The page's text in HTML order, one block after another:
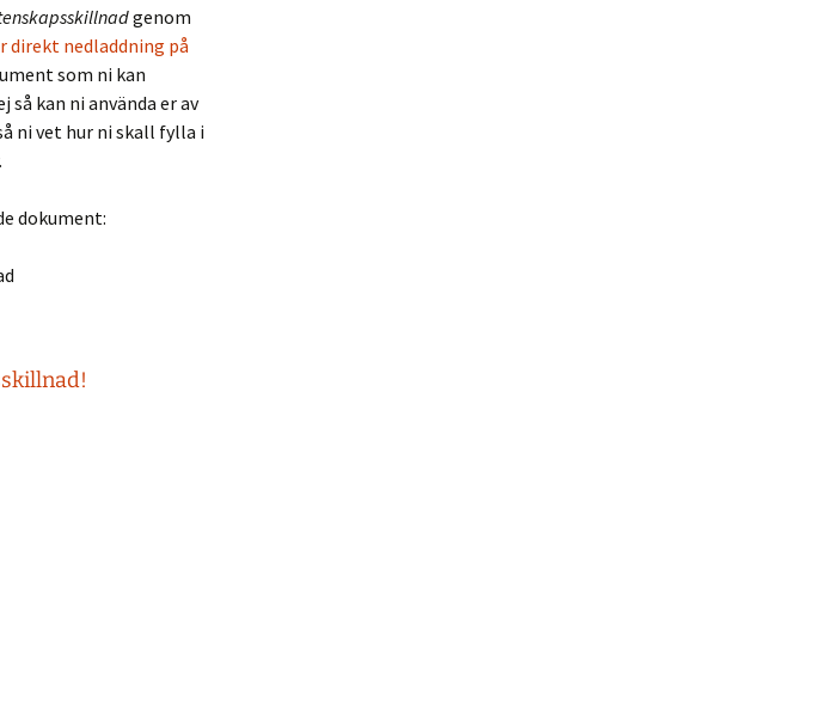
genom
direkt nedladdning på
som ni kan
kan ni använda er av
ni vet hur ni skall fylla i
dokument: